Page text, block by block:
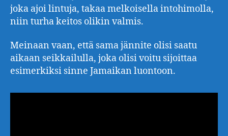
joka ajoi lintuja, takaa melkoisella intohimolla,
niin turha keitos olikin valmis.
Meinaan vaan, että sama jännite olisi saatu
aikaan seikkailulla, joka olisi voitu sijoittaa
esimerkiksi sinne Jamaikan luontoon.